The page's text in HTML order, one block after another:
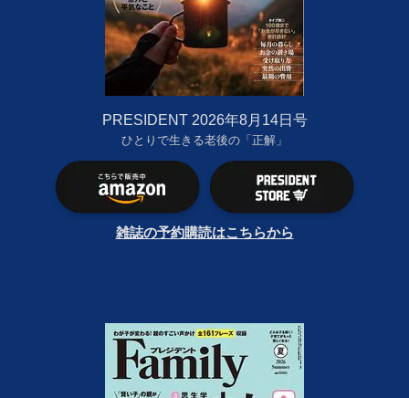
PRESIDENT 2026年8月14日号
ひとりで生きる老後の「正解」
雑誌の予約購読はこちらから